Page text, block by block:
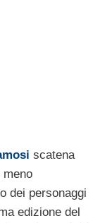
scatena
meno
dei personaggi
edizione del